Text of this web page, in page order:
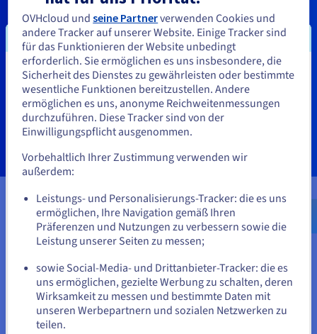
von der zertifizierten Infrastruktur bis hin zur
Verwaltung Ihrer Lösung – und begleiten Sie
zusammen mit unseren Partnern durchgehend bei der
Bereitstellung Ihrer SAP-Umgebungen in der Cloud
sowie bei der Migration zu SAP S/4HANA.
Kontaktieren Sie uns
Die wesentlichen Use Cases
Neue SAP-Umgebung – Greenfield
Deployen Sie Ihre SAP-Produktions- oder
Testumgebungen, gehostet auf einer sicheren privaten
Sie scheinen sich in Vereinigte
Staaten zu befinden.
Wenn Sie aus Vereinigte Staaten bestellen möchten, müssen Sie
sich auf der entsprechenden Website umsehen und dort einen
Account erstellen.
us.ovhcloud.com/
Englisch USD - $
oder
Auf der aktuellen Website bleiben
Eine andere Website wählen
OVHcloud undseine Partnerverwenden Cookies und
andere Tracker auf unserer Website. Einige Tracker sind
für das Funktionieren der Website unbedingt
erforderlich. Sie ermöglichen es uns insbesondere, die
Sicherheit des Dienstes zu gewährleisten oder bestimmte
wesentliche Funktionen bereitzustellen. Andere
ermöglichen es uns, anonyme Reichweitenmessungen
durchzuführen. Diese Tracker sind von der
Einwilligungspflicht ausgenommen.
Vorbehaltlich Ihrer Zustimmung verwenden wir
außerdem:
Leistungs- und Personalisierungs-Tracker: die es uns
ermöglichen, Ihre Navigation gemäß Ihren
Präferenzen und Nutzungen zu verbessern sowie die
Leistung unserer Seiten zu messen;
sowie Social-Media- und Drittanbieter-Tracker: die es
uns ermöglichen, gezielte Werbung zu schalten, deren
Wirksamkeit zu messen und bestimmte Daten mit
unseren Werbepartnern und sozialen Netzwerken zu
teilen.